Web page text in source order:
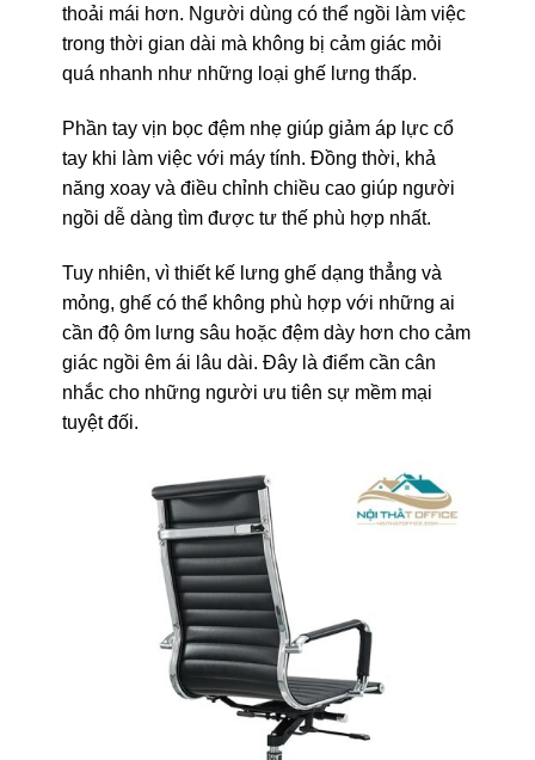
thoải mái hơn. Người dùng có thể ngồi làm việc
trong thời gian dài mà không bị cảm giác mỏi
quá nhanh như những loại ghế lưng thấp.
Phần tay vịn bọc đệm nhẹ giúp giảm áp lực cổ
tay khi làm việc với máy tính. Đồng thời, khả
năng xoay và điều chỉnh chiều cao giúp người
ngồi dễ dàng tìm được tư thế phù hợp nhất.
Tuy nhiên, vì thiết kế lưng ghế dạng thẳng và
mỏng, ghế có thể không phù hợp với những ai
cần độ ôm lưng sâu hoặc đệm dày hơn cho cảm
giác ngồi êm ái lâu dài. Đây là điểm cần cân
nhắc cho những người ưu tiên sự mềm mại
tuyệt đối.